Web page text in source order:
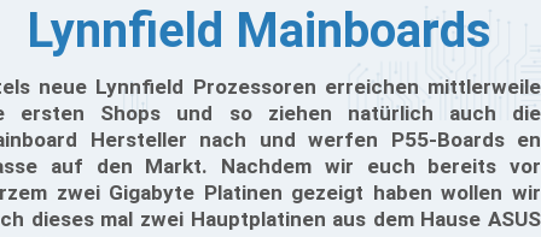
Lynnfield Mainboards
neue Lynnfield Prozessoren erreichen mittlerweile
ersten Shops und so ziehen natürlich auch die
Hersteller nach und werfen P55-Boards en
auf den Markt. Nachdem wir euch bereits vor
zwei Gigabyte Platinen gezeigt haben wollen wir
dieses mal zwei Hauptplatinen aus dem Hause ASUS